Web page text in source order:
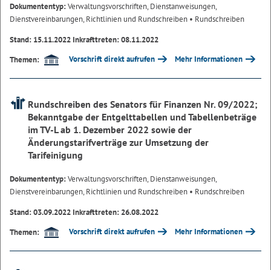
Dokumententyp:Verwaltungsvorschriften, Dienstanweisungen,
Dienstvereinbarungen, Richtlinien und Rundschreiben • Rundschreiben
Stand: 15.11.2022 Inkrafttreten: 08.11.2022
Themen:
Vorschrift direkt aufrufen Mehr Informationen
Rundschreiben des Senators für Finanzen Nr. 09/2022;
Bekanntgabe der Entgelttabellen und Tabellenbeträge
im TV-L ab 1. Dezember 2022 sowie der
Änderungstarifverträge zur Umsetzung der
Tarifeinigung
Dokumententyp:Verwaltungsvorschriften, Dienstanweisungen,
Dienstvereinbarungen, Richtlinien und Rundschreiben • Rundschreiben
Stand: 03.09.2022 Inkrafttreten: 26.08.2022
Themen:
Vorschrift direkt aufrufen Mehr Informationen